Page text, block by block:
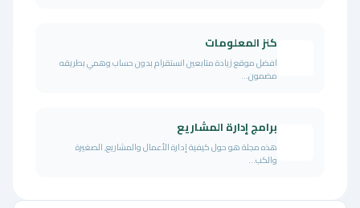
كنز المعلومات
افضل موقع زيادة متابعين انستقرام بدون حساب وهمي بطريقه
مضمون...
برامج إدارة المشاريع
هذه مجلة هو حول كيفية إدارة الأعمال والمشاريع, الصغيرة
والكب...